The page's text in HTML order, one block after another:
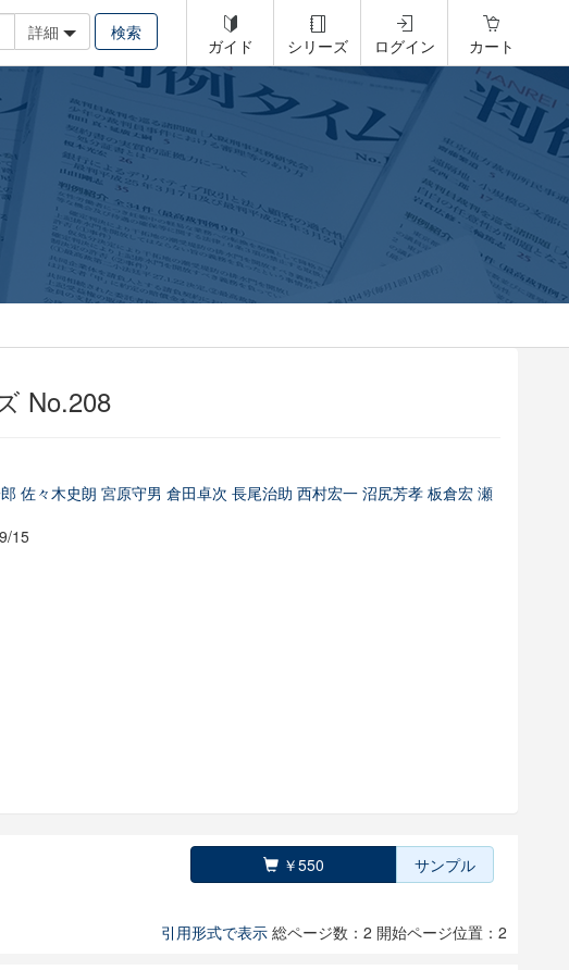
詳細
ガイド シリーズ ログイン カート
No.208
佐々木史朗 宮原守男 倉田卓次 長尾治助 西村宏一 沼尻芳孝 板倉宏 瀬
15
￥550
サンプル
引用形式で表示 総ページ数：2 開始ページ位置：2